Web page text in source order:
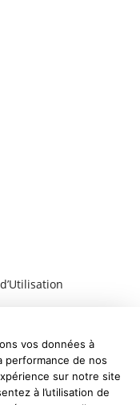
vos données à
performance de nos
sur notre site
à l’utilisation de